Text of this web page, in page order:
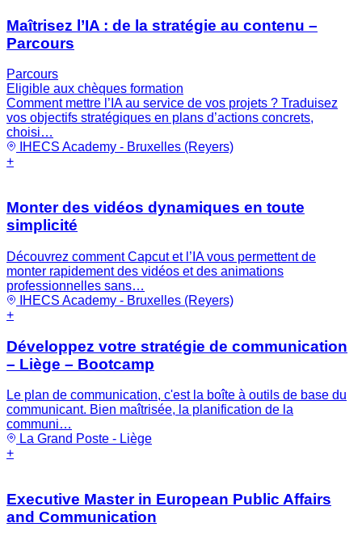
Maîtrisez l’IA : de la stratégie au contenu –
Parcours
Parcours
Eligible aux chèques formation
Comment mettre l’IA au service de vos projets ? Traduisez
vos objectifs stratégiques en plans d’actions concrets,
choisi…
IHECS Academy - Bruxelles (Reyers)
+
Monter des vidéos dynamiques en toute
simplicité
Découvrez comment Capcut et l’IA vous permettent de
monter rapidement des vidéos et des animations
professionnelles sans…
IHECS Academy - Bruxelles (Reyers)
+
Développez votre stratégie de communication
– Liège – Bootcamp
Le plan de communication, c'est la boîte à outils de base du
communicant. Bien maîtrisée, la planification de la
communi…
La Grand Poste - Liège
+
Executive Master in European Public Affairs
and Communication